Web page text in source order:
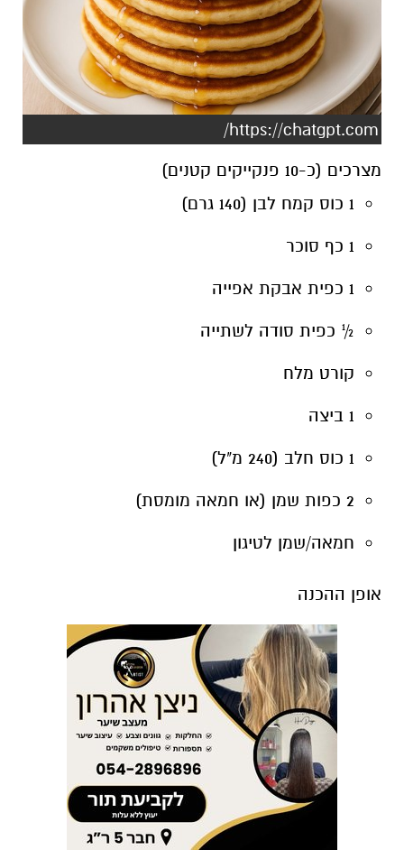
https://chatgpt.com/
מצרכים (כ-10 פנקייקים קטנים)
1 כוס קמח לבן (140 גרם)
1 כפית אבקת אפייה
½ כפית סודה לשתייה
קורט מלח
1 ביצה
1 כוס חלב (240 מ"ל)
2 כפות שמן (או חמאה מומסת)
חמאה/שמן לטיגון
אופן ההכנה
בקערה מערבבים את כל החומרים היבשים:
קמח, סוכר, אבקת אפייה, סודה לשתייה
ומלח.